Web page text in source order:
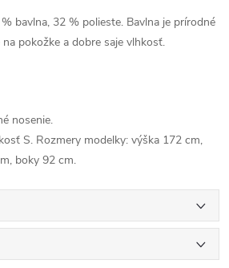
bavlna, 32 % polieste. Bavlna je prírodné
pokožke a dobre saje vlhkosť.
nosenie.
S. Rozmery modelky: výška 172 cm,
boky 92 cm.